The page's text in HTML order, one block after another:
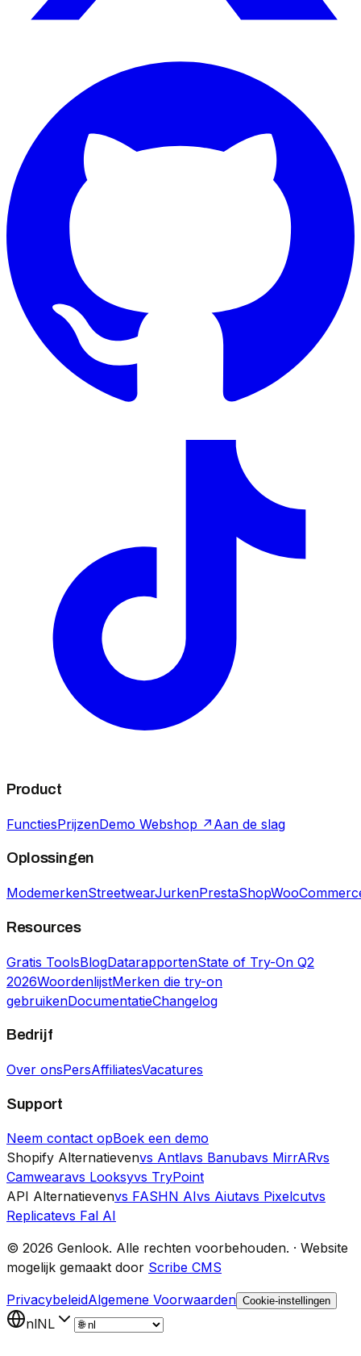
Product
FunctiesPrijzenDemo Webshop ↗ Aan de slag
Oplossingen
ModemerkenStreetwearJurkenPrestaShop
Resources
Gratis ToolsBlogDatarapportenState of Try-On Q2
2026WoordenlijstMerken die try-on
gebruikenDocumentatieChangelog
Bedrijf
Over onsPersAffiliatesVacatures
Support
Neem contact opBoek een demo
Shopify Alternatievenvs Antlavs Banubavs MirrARvs
Camwearavs Looksyvs TryPoint
API Alternatievenvs FASHN AIvs Aiutavs Pixelcutvs
Replicatevs Fal AI
© 2026 Genlook. Alle rechten voorbehouden. · Website
mogelijk gemaakt door Scribe CMS
PrivacybeleidAlgemene Voorwaarden Cookie-instellingen
nlNL